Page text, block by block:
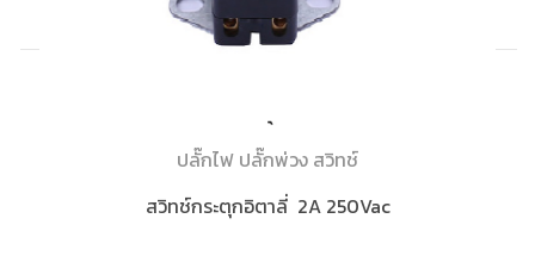
ปลั๊กไฟ ปลั๊กพ่วง สวิทช์
สวิทช์กระตุกอิตาลี่ 2A 250Vac